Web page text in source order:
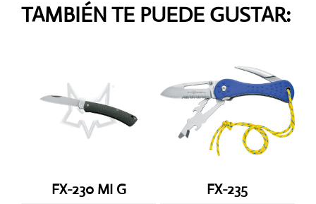
TAMBIÉN TE PUEDE GUSTAR:
FX-230 MI G FX-235